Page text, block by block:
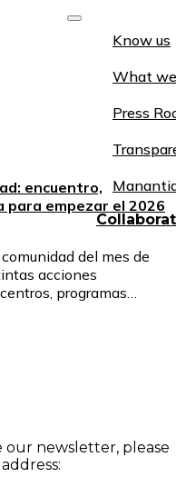
Know us
What
Press
encuentro,
para empezar el 2026
del mes de
acciones
programas…
our newsletter, please